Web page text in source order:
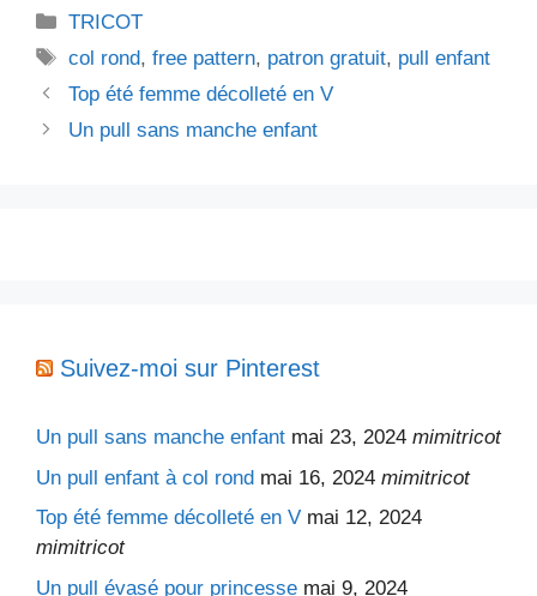
Catégories
TRICOT
Étiquettes
col rond,free pattern, patron gratuit, pull enfant
Top été femme décolleté en V
Un pull sans manche enfant
Suivez-moi sur Pinterest
Un pull sans manche enfant mai 23, 2024 mimitricot
Un pull enfant à col rond mai 16, 2024 mimitricot
Top été femme décolleté en V mai 12, 2024
mimitricot
Un pull évasé pour princesse mai 9, 2024